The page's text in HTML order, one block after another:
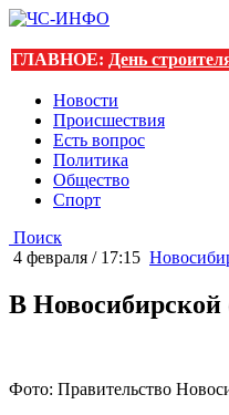
ГЛАВНОЕ: День
Новости
Происшествия
Есть вопрос
Политика
Общество
Спорт
Поиск
4 февраля / 17:15
В Новосибирской
Фото: Правительство